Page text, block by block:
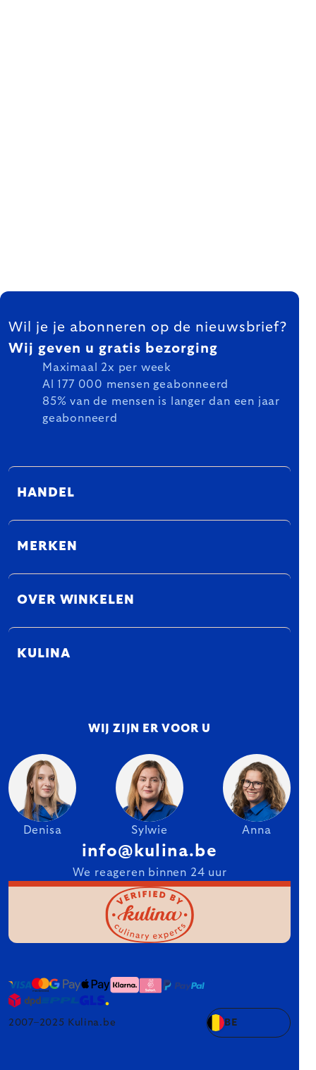
FOOTER
Wil je je abonneren op de nieuwsbrief?
Wij geven u gratis bezorging
Maximaal 2x per week
Al 177 000 mensen geabonneerd
85% van de mensen is langer dan een jaar
geabonneerd
HANDEL
MERKEN
OVER WINKELEN
KULINA
WIJ ZIJN ER VOOR U
Denisa Sylwie Anna
info@kulina.be
We reageren binnen 24 uur
2007–2025 Kulina.be BE